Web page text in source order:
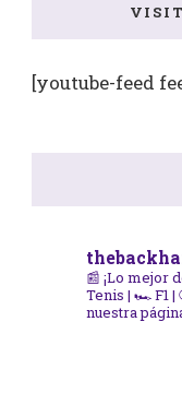
[youtube-feed
📰 ¡Lo mejor
Tenis | 🏎️ F1 |
nuestra